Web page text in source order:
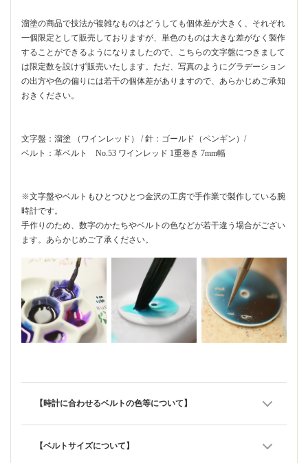
溜塗の商品で技法が複雑なものはどうしても個体差が大きく、それぞれ
一個限定として販売しておりますが、単色のものは大きな差がなく製作
することができるようになりましたので、こちらの文字盤につきまして
は限定数を設けず販売いたします。ただ、写真のようにグラデーション
の出方や色の偏りには若干の個体差がありますので、あらかじめご承知
おきください。
文字盤：溜塗 （ワインレッド） / 針：ゴールド（ペンギン）/
ベルト：革ベルト No.53 ワインレッド 1重巻き 7mm幅
※文字盤やベルトもひとつひとつ金沢の工房で手作業で製作している腕
時計です。
手作りのため、数字のかたちやベルトの色などが若干違う場合がござい
ます。あらかじめご了承ください。
【時計に合わせるベルトの色等について】
【ベルトサイズについて】